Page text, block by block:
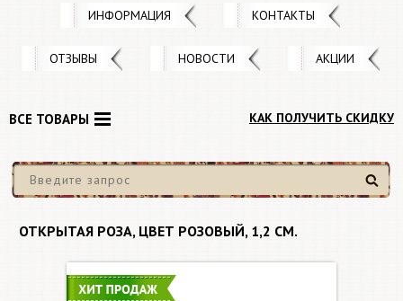
ИНФОРМАЦИЯ КОНТАКТЫ
ОТЗЫВЫ НОВОСТИ АКЦИИ
КАК ПОЛУЧИТЬ СКИДКУ
Найти
ВСЕ ТОВАРЫ
ОТКРЫТАЯ РОЗА, ЦВЕТ РОЗОВЫЙ, 1,2 СМ.